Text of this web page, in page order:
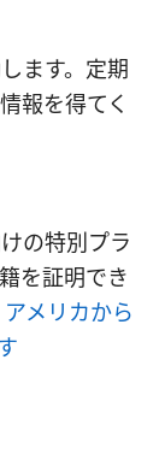
ます。定期
報を得てく
の特別プラ
を証明でき
アメリカから